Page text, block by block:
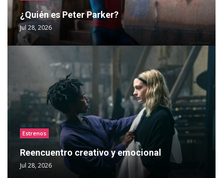
¿Quién es Peter Parker?
Jul 28, 2026
Estrenos
Reencuentro creativo y emocional
Jul 28, 2026